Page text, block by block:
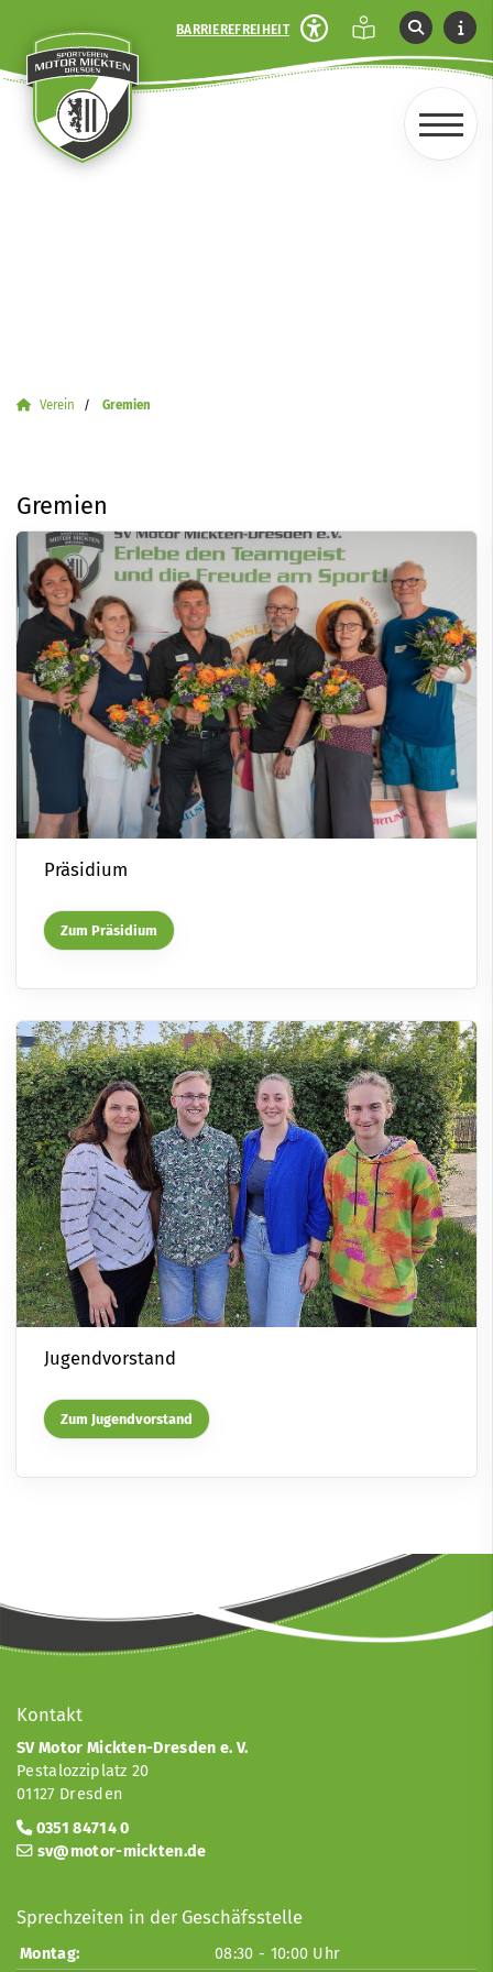
BARRIEREFREIHEIT
Verein Gremien
Gremien
Präsidium
Zum Präsidium
Jugendvorstand
Zum Jugendvorstand
Kontakt
SV Motor Mickten-Dresden e. V.
Pestalozziplatz 20
01127 Dresden
0351 84714 0
sv@motor-mickten.de
Sprechzeiten in der Geschäfsstelle
Montag: 08:30 - 10:00 Uhr